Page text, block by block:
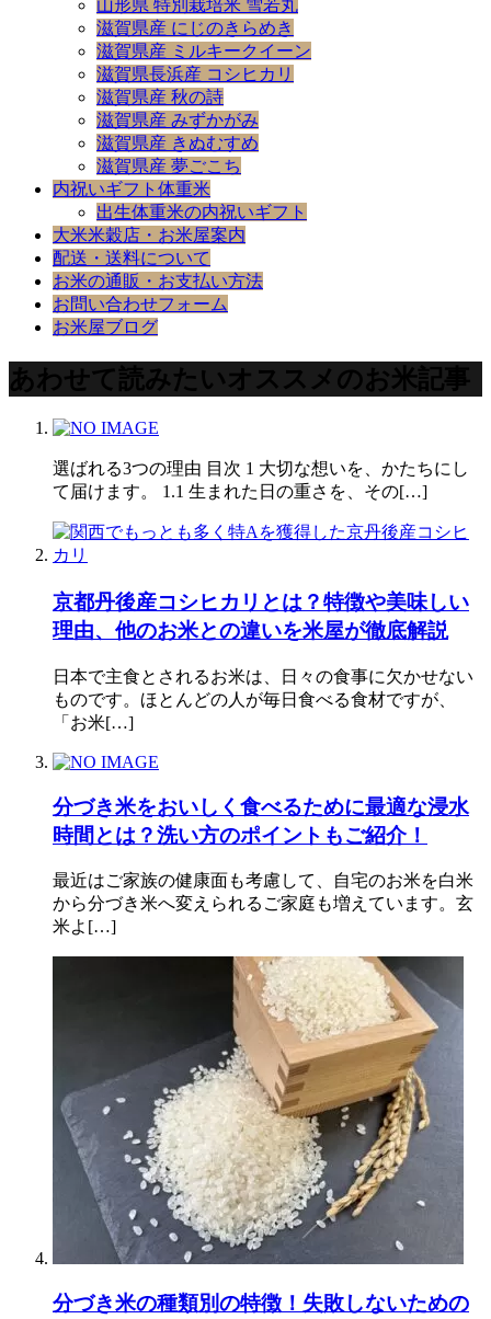
山形県 特別栽培米 雪若丸
滋賀県産 にじのきらめき
滋賀県産 ミルキークイーン
滋賀県長浜産 コシヒカリ
滋賀県産 秋の詩
滋賀県産 みずかがみ
滋賀県産 きぬむすめ
滋賀県産 夢ごこち
内祝いギフト体重米
出生体重米の内祝いギフト
大米米穀店・お米屋案内
配送・送料について
お米の通販・お支払い方法
お問い合わせフォーム
お米屋ブログ
あわせて読みたいオススメのお米記事
選ばれる3つの理由 目次 1 大切な想いを、かたちにし
て届けます。 1.1 生まれた日の重さを、その[…]
京都丹後産コシヒカリとは？特徴や美味しい
理由、他のお米との違いを米屋が徹底解説
日本で主食とされるお米は、日々の食事に欠かせない
ものです。ほとんどの人が毎日食べる食材ですが、
「お米[…]
分づき米をおいしく食べるために最適な浸水
時間とは？洗い方のポイントもご紹介！
最近はご家族の健康面も考慮して、自宅のお米を白米
から分づき米へ変えられるご家庭も増えています。玄
米よ[…]
分づき米の種類別の特徴！失敗しないための